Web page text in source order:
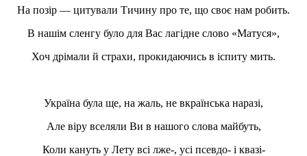
На позір — цитували Тичину про те, що своє нам робить.
В нашім сленгу було для Вас лагідне слово «Матуся»,
Хоч дрімали й страхи, прокидаючись в іспиту мить.
Україна була ще, на жаль, не вкраїнська наразі,
Але віру вселяли Ви в нашого слова майбуть,
Коли кануть у Лету всі лже-, усі псевдо- і квазі-